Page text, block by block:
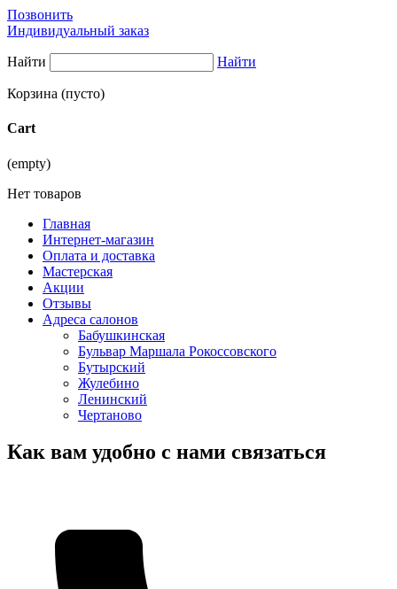
Позвонить
Индивидуальный заказ
Найти Найти
Корзина (пусто)
Cart
(empty)
Нет товаров
Главная
Интернет-магазин
Оплата и доставка
Мастерская
Акции
Отзывы
Адреса салонов
Бабушкинская
Бульвар Маршала Рокоссовского
Бутырский
Жулебино
Ленинский
Чертаново
Как вам удобно с нами связаться